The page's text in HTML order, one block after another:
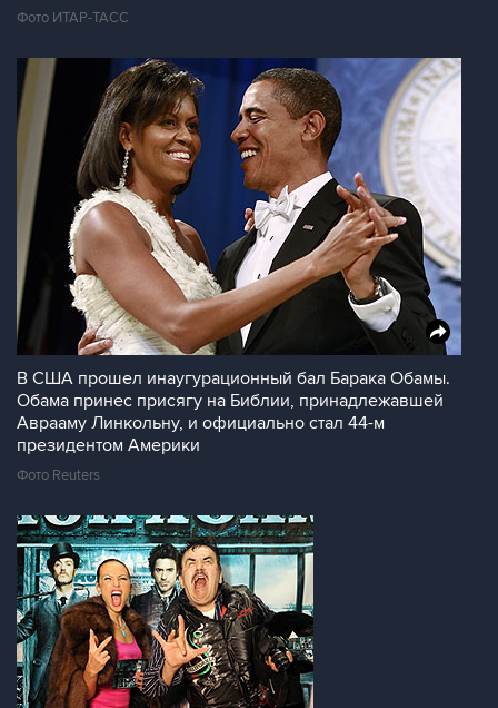
Фото ИТАР-ТАСС
В США прошел инаугурационный бал Барака Обамы.
Обама принес присягу на Библии, принадлежавшей
Аврааму Линкольну, и официально стал 44-м
президентом Америки
Фото Reuters